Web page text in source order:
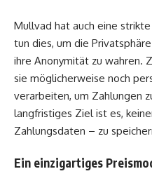
Mullvad hat auch eine strikte
tun dies, um die
ihre Anonymität zu wahren.
sie möglicherweise noch
verarbeiten, um Zahlungen
langfristiges Ziel ist es,
Zahlungsdaten – zu
Ein einzigartiges